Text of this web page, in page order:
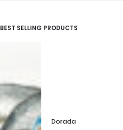
BEST SELLING PRODUCTS
Dorada